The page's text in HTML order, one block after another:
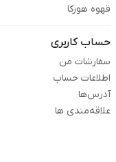
قهوه هورکا
حساب کاربری
سفارشات من
اطلاعات حساب
آدرس‌ها
علاقه‌مندی ها